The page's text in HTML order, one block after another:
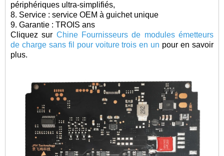
périphériques ultra-simplifiés,
8. Service : service OEM à guichet unique
9. Garantie : TROIS ans
Cliquez sur Chine Fournisseurs de modules émetteurs
de charge sans fil pour voiture trois en un pour en savoir
plus.